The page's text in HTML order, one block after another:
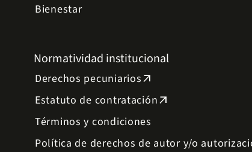
Bienestar
Normatividad institucional
Derechos pecuniariosarrow_outward
Estatuto de contrataciónarrow_outward
Términos y condiciones
Política de derechos de autor y/o